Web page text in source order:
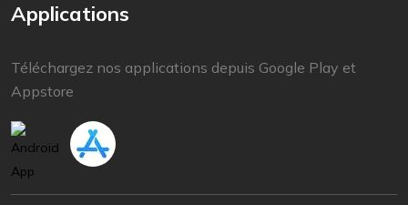
Applications
Téléchargez nos applications depuis Google Play et
Appstore